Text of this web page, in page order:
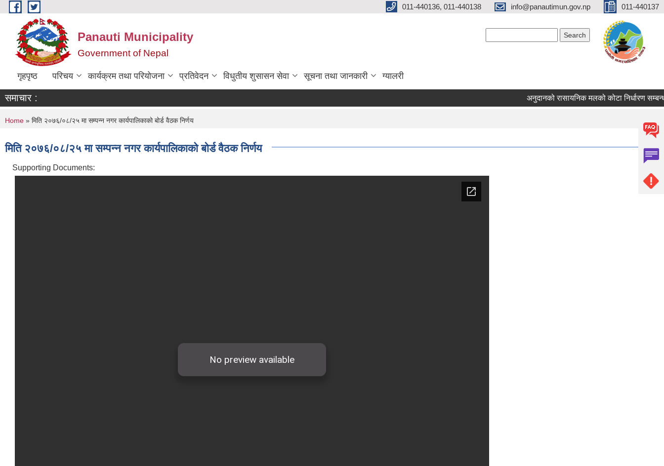
Skip to main content 011-440136, 011-440138 info@panautimun.gov.np 011-440137
Panauti Municipality
Government of Nepal
गृहपृष्ठ परिचय कार्यक्रम तथा परियोजना प्रतिवेदन विधुतीय शुसासन सेवा सूचना तथा जानकारी ग्यालरी
समाचार : अनुदानको रासायनिक मलको कोटा निर्धारण
You are here
Home » मिति २०७६/०८/२५ मा सम्पन्न नगर कार्यपालिकाको बोर्ड वैठक निर्णय
मिति २०७६/०८/२५ मा सम्पन्न नगर कार्यपालिकाको बोर्ड वैठक निर्णय
Supporting Documents: